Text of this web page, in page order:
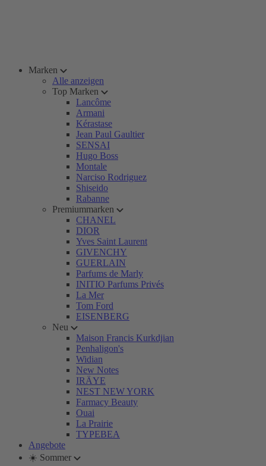
Marken
Alle anzeigen
Top Marken
Lancôme
Armani
Kérastase
Jean Paul Gaultier
SENSAI
Hugo Boss
Montale
Narciso Rodriguez
Shiseido
Rabanne
Premiummarken
CHANEL
DIOR
Yves Saint Laurent
GIVENCHY
GUERLAIN
Parfums de Marly
INITIO Parfums Privés
La Mer
Tom Ford
EISENBERG
Neu
Maison Francis Kurkdjian
Penhaligon's
Widian
New Notes
IRÄYE
NEST NEW YORK
Farmacy Beauty
Ouai
La Prairie
TYPEBEA
Angebote
☀️ Sommer